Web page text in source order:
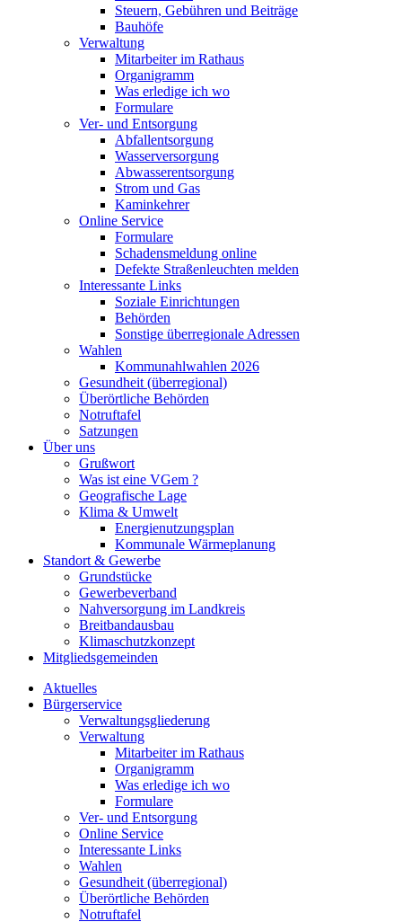
Steuern, Gebühren und Beiträge
Bauhöfe
Verwaltung
Mitarbeiter im Rathaus
Organigramm
Was erledige ich wo
Formulare
Ver- und Entsorgung
Abfallentsorgung
Wasserversorgung
Abwasserentsorgung
Strom und Gas
Kaminkehrer
Online Service
Formulare
Schadensmeldung online
Defekte Straßenleuchten melden
Interessante Links
Soziale Einrichtungen
Behörden
Sonstige überregionale Adressen
Wahlen
Kommunahlwahlen 2026
Gesundheit (überregional)
Überörtliche Behörden
Notruftafel
Satzungen
Über uns
Grußwort
Was ist eine VGem ?
Geografische Lage
Klima & Umwelt
Energienutzungsplan
Kommunale Wärmeplanung
Standort & Gewerbe
Grundstücke
Gewerbeverband
Nahversorgung im Landkreis
Breitbandausbau
Klimaschutzkonzept
Mitgliedsgemeinden
Aktuelles
Bürgerservice
Verwaltungsgliederung
Verwaltung
Mitarbeiter im Rathaus
Organigramm
Was erledige ich wo
Formulare
Ver- und Entsorgung
Online Service
Interessante Links
Wahlen
Gesundheit (überregional)
Überörtliche Behörden
Notruftafel